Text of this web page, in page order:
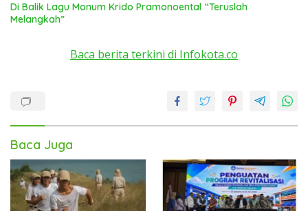
Di Balik Lagu Monum Krido Pramonoental “Teruslah
Melangkah”
Baca berita terkini di Infokota.co
Baca Juga